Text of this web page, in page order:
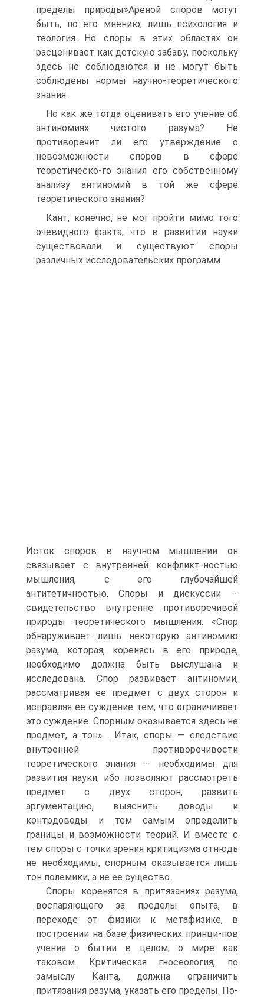
пределы природы»Ареной споров могут
быть, по его мнению, лишь психология и
теология. Но споры в этих областях он
расценивает как детскую забаву, поскольку
здесь не соблюдаются и не могут быть
соблюдены нормы научно-теоретического
знания.
Но как же тогда оценивать его учение об
антиномиях чистого разума? Не
противоречит ли его утверждение о
невозможности споров в сфере
теоретическо-го знания его собственному
анализу антиномий в той же сфере
теоретического знания?
Кант, конечно, не мог пройти мимо того
очевидного факта, что в развитии науки
существовали и существуют споры
различных исследовательских программ.
Исток споров в научном мышлении он
связывает с внутренней конфликт-ностью
мышления, с его глубочайшей
антитетичностью. Споры и дискуссии —
свидетельство внутренне противоречивой
природы теоретического мышления: «Спор
обнаруживает лишь некоторую антиномию
разума, которая, коренясь в его природе,
необходимо должна быть выслушана и
исследована. Спор развивает антиномии,
рассматривая ее предмет с двух сторон и
исправляя ее суждение тем, что ограничивает
это суждение. Спорным оказывается здесь не
предмет, а тон» . Итак, споры — следствие
внутренней противоречивости
теоретического знания — необходимы для
развития науки, ибо позволяют рассмотреть
предмет с двух сторон, развить
аргументацию, выяснить доводы и
контрдоводы и тем самым определить
границы и возможности теорий. И вместе с
тем споры с точки зрения критицизма отнюдь
не необходимы, спорным оказывается лишь
тон полемики, а не ее существо.
Споры коренятся в притязаниях разума,
воспаряющего за пределы опыта, в
переходе от физики к метафизике, в
построении на базе физических принци-пов
учения о бытии в целом, о мире как
таковом. Критическая гносеология, по
замыслу Канта, должна ограничить
притязания разума, указать его пределы. По-